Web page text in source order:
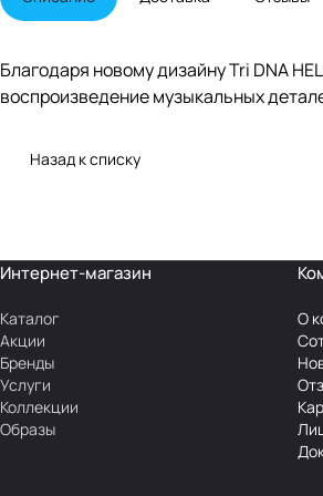
Благодаря новому дизайну Tri DNA
воспроизведение музыкальных
Назад к списку
Интернет-магазин
Каталог
Акции
Бренды
Услуги
Коллекции
Образы
О